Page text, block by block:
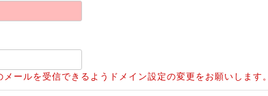
ルを受信できるようドメイン設定の変更をお願いします。